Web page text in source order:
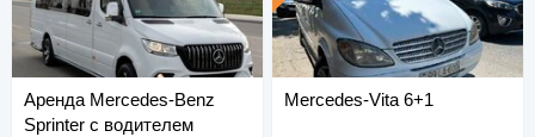
Аренда Mercedes-Benz
Sprinter с водителем
Mercedes-Vita 6+1